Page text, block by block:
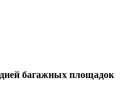
багажных площадок